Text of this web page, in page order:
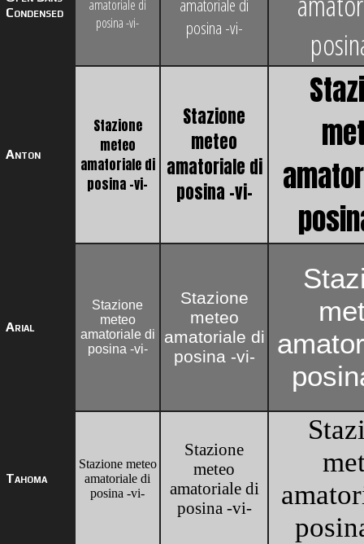
Condensed
amatoriale di
posina -vi-
amatoriale di
posina -vi-
Anton
Stazione
meteo
amatoriale di
posina -vi-
Stazione
meteo
amatoriale di
posina -vi-
Arial
Stazione
meteo
amatoriale di
posina -vi-
Stazione
meteo
amatoriale di
posina -vi-
Tahoma
Stazione meteo
amatoriale di
posina -vi-
Stazione
meteo
amatoriale di
posina -vi-